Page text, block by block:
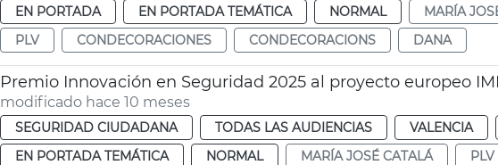
EN PORTADA
EN PORTADA TEMÁTICA NORMAL MARÍA
PLV
CONDECORACIONES CONDECORACIONS DANA
Premio Innovación en Seguridad 2025 al proyecto europeo
modificado hace 10 meses
SEGURIDAD CIUDADANA TODAS LAS AUDIENCIAS VALENCIA
EN PORTADA TEMÁTICA
NORMAL MARÍA JOSÉ CATALÁ PLV